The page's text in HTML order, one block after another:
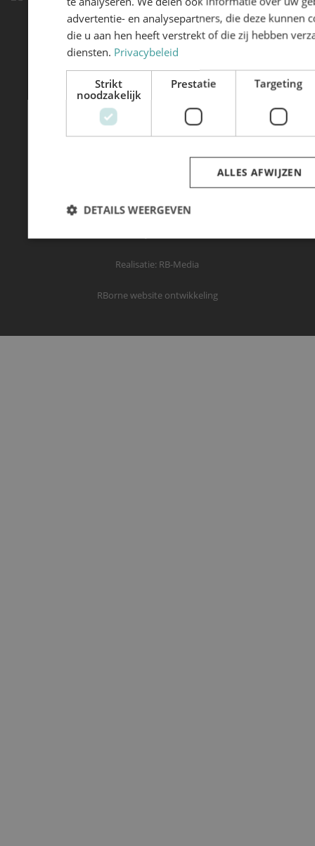
Hoevenseweg 37 (per 1-1-2026)
4877 LA Etten-Leur
+31 (0) 165 544137
sales@rftlogistics.nl
Realisatie: RB-Media
RBorne website ontwikkeling
advertentie- en analysepartners, die deze kunnen
die u aan hen heeft verstrekt of die zij hebben
diensten. Privacybeleid
Strikt
noodzakelijk
Prestatie Targeting
ALLES AFWIJZEN
DETAILS WEERGEVEN